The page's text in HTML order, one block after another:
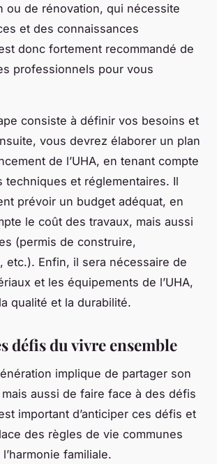
ou de rénovation, qui nécessite
et des connaissances
donc fortement recommandé de
professionnels pour vous
consiste à définir vos besoins et
vous devrez élaborer un plan
de l’UHA, en tenant compte
techniques et réglementaires. Il
prévoir un budget adéquat, en
le coût des travaux, mais aussi
(permis de construire,
etc.). Enfin, il sera nécessaire de
et les équipements de l’UHA,
qualité et la durabilité.
défis du vivre ensemble
implique de partager son
aussi de faire face à des défis
important d’anticiper ces défis et
des règles de vie communes
familiale.